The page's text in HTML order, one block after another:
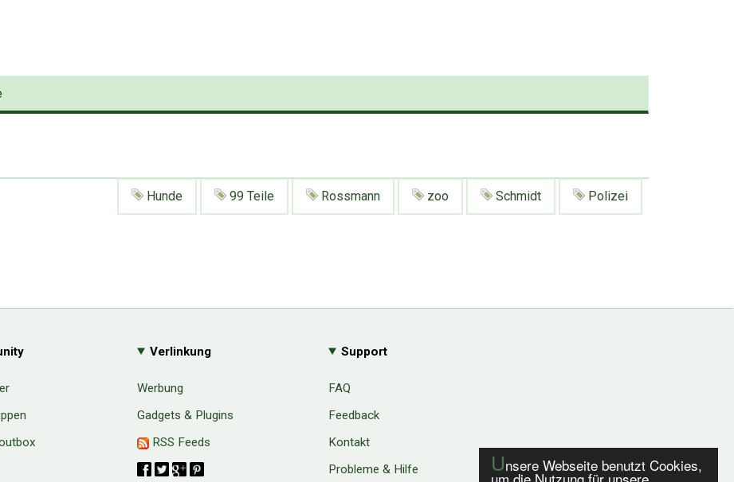
Unsere Webseite benutzt Cookies,
Hunde 99 Teile Rossmann zoo Schmidt Polizei
Verlinkung
Werbung
Gadgets & Plugins
RSS Feeds
Support
FAQ
Feedback
Kontakt
Probleme & Hilfe